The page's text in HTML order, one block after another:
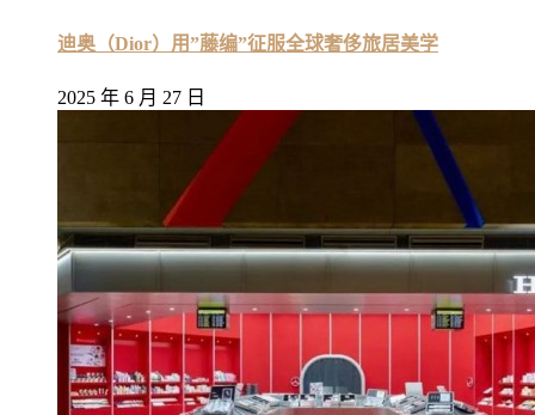
迪奥（Dior）用”藤编”征服全球奢侈旅居美学
2025 年 6 月 27 日